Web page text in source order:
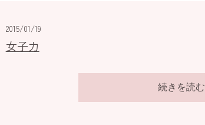
2015/01/19
女子力
続きを読む